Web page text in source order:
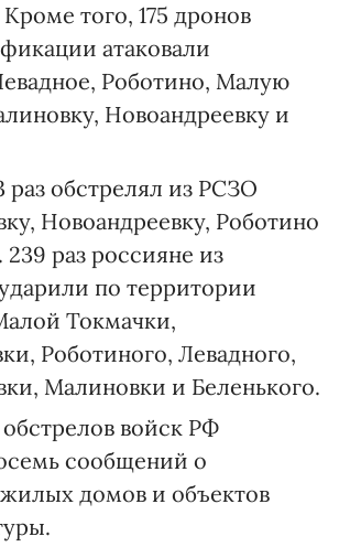
того, 175 дронов
атаковали
Роботино, Малую
Новоандреевку и
раз обстрелял из РСЗО
Новоандреевку, Роботино
раз россияне из
по территории
Токмачки,
Роботиного, Левадного,
Малиновки и Беленького.
обстрелов войск РФ
сообщений о
домов и объектов